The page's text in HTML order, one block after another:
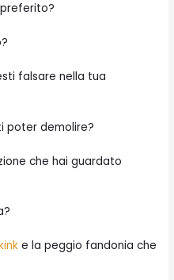
falsare nella tua
poter demolire?
che hai guardato
e la peggio fandonia che